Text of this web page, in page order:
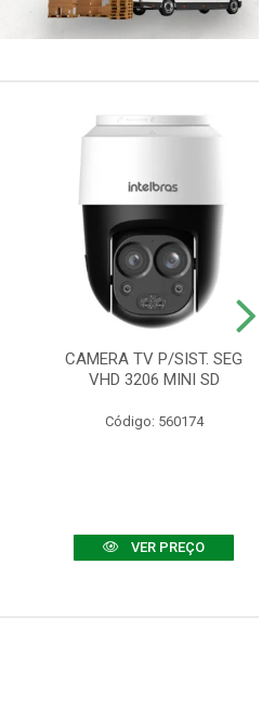
CAMERA TV P/SIST. SEG
VHD 3206 MINI SD
Código: 560174
VER PREÇO